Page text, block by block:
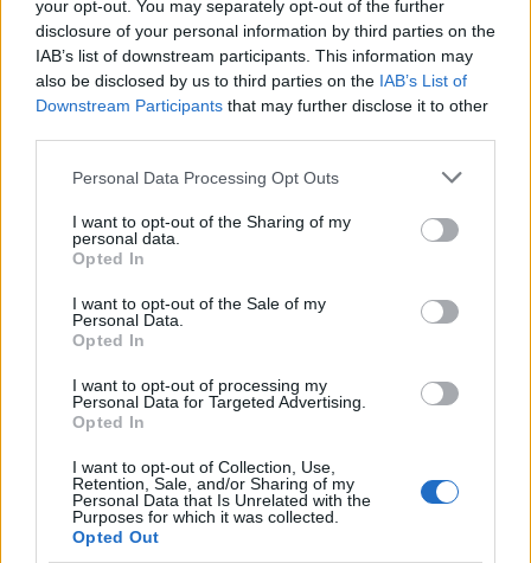
your opt-out. You may separately opt-out of the further
disclosure of your personal information by third parties on the
IAB’s list of downstream participants. This information may
also be disclosed by us to third parties on the IAB’s List of
Downstream Participants that may further disclose it to other
Please note that this website/app uses one or more Google
not limited to your visit or usage behaviour. You may click to
grant or deny consent to Google and its third-party tags to
use your data for below specified purposes in below Google
consent section.
Personal Data Processing Opt Outs
I want to opt-out of the Sharing of my
personal data.
Opted In
I want to opt-out of the Sale of my
Personal Data.
Opted In
I want to opt-out of processing my
Personal Data for Targeted Advertising.
Opted In
I want to opt-out of Collection, Use,
Retention, Sale, and/or Sharing of my
Personal Data that Is Unrelated with the
Purposes for which it was collected.
Opted Out
λογαριασμό της δεν εντοπίστηκε ποτέ.
«Δεν βρήκαν ποτέ το πρώτο άτομο που παραβίασε
το iCloud μου και δημοσίευσε τις φωτογραφίες.
διάδοση του υλικού, αλλά όχι τον αρχικό
δημιουργό. Είναι μια πληγή που παραμένει
ανοιχτή, αν και σήμερα ξέρω ότι μπορούμε και
Παρά τις δυσκολίες, η Ντιλέτα κατάφερε να σταθεί
ξανά στα πόδια της, να ξανακερδίσει την
με ακόμα μεγαλύτερη δύναμη, μετατρέποντας μια
σκοτεινή εμπειρία σε πηγή έμπνευσης για πολλές
γυναίκες.